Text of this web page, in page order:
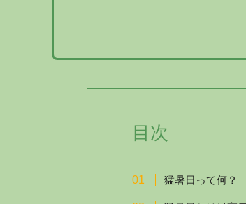
目次
猛暑日って何？